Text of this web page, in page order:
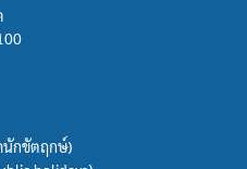
นักขัตฤกษ์)